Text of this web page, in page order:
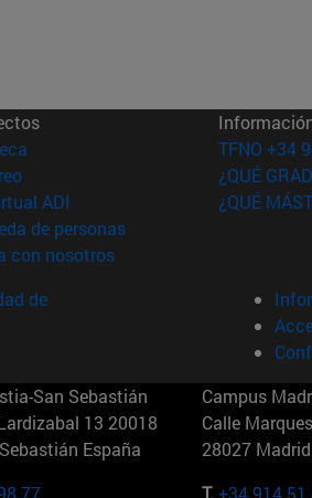
(abre en nueva ventana)
(abre en nueva ventana)
ADI (abre en nueva ventana)
de personas(abre en nueva ventana)
con nosotros(abre en nueva ventana)
TFNO +34
¿QUÉ
¿QUÉ
de
San Sebastián
13 20018
España
77
Campus
Calle
28027
T. +34 914 51